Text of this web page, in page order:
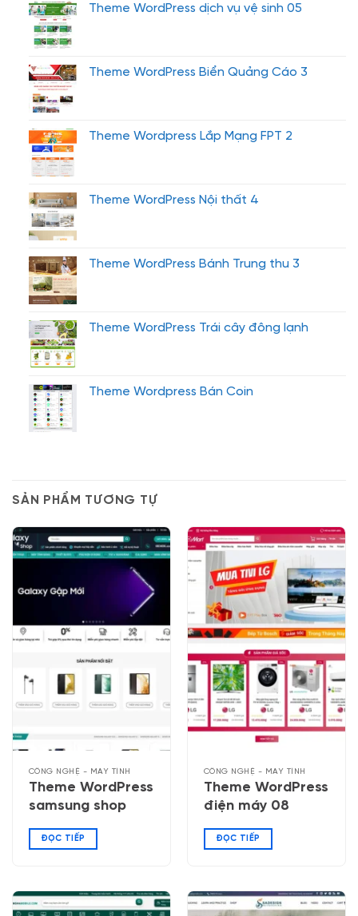
Theme WordPress dịch vụ vệ sinh 05
Theme WordPress Biển Quảng Cáo 3
Theme Wordpress Lắp Mạng FPT 2
Theme WordPress Nội thất 4
Theme WordPress Bánh Trung thu 3
Theme WordPress Trái cây đông lạnh
Theme Wordpress Bán Coin
SẢN PHẨM TƯƠNG TỰ
CÔNG NGHỆ - MÁY TÍNH
Theme WordPress
samsung shop
ĐỌC TIẾP
CÔNG NGHỆ - MÁY TÍNH
Theme WordPress
điện máy 08
ĐỌC TIẾP